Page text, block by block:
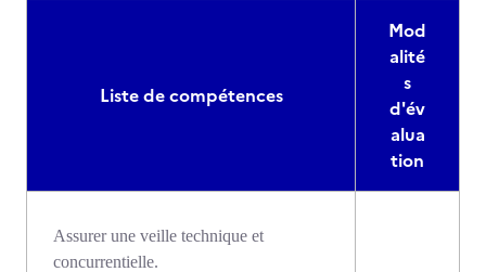
Liste de compétences
Mod
alité
s
d'év
alua
tion
Assurer une veille technique et
concurrentielle.